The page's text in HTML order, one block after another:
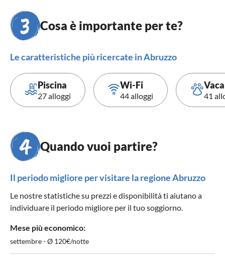
Cosa è importante per te?
Le caratteristiche più ricercate in Abruzzo
Piscina
27 alloggi
Wi-Fi
44 alloggi 41
Quando vuoi partire?
Il periodo migliore per visitare la regione Abruzzo
Le nostre statistiche su prezzi e disponibilità ti aiutano a
individuare il periodo migliore per il tuo soggiorno.
Mese più economico:
settembre - Ø 120€/notte